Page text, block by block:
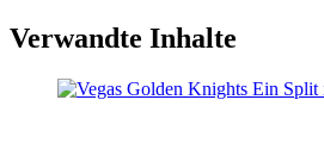
Verwandte Inhalte